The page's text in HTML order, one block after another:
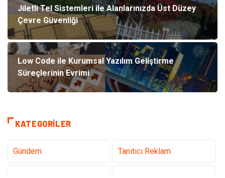
Jiletli Tel Sistemleri ile Alanlarınızda Üst Düzey
Çevre Güvenliği
Low Code ile Kurumsal Yazılım Geliştirme
Süreçlerinin Evrimi
KATEGORILER
Gündem Tanıtıcı Reklam